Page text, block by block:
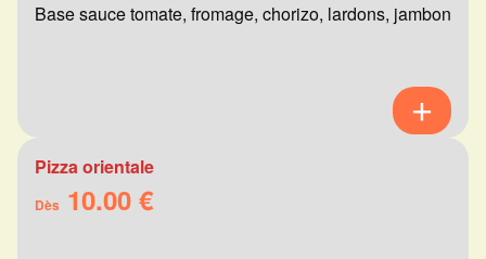
Base sauce tomate, fromage, chorizo, lardons, jambon
Pizza orientale
Dès 10.00 €